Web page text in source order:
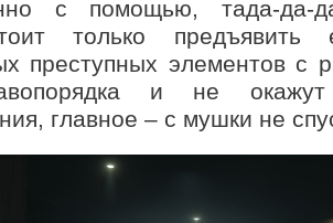
с помощью, тада-да-
только предъявить
преступных элементов с
и не
главное – с мушки не